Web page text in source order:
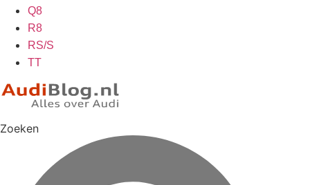
Q8
R8
RS/S
TT
Zoeken